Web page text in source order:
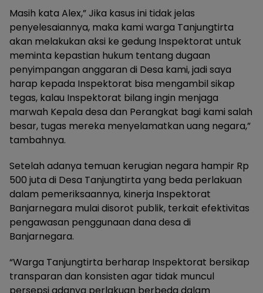
Masih kata Alex,” Jika kasus ini tidak jelas
penyelesaiannya, maka kami warga Tanjungtirta
akan melakukan aksi ke gedung Inspektorat untuk
meminta kepastian hukum tentang dugaan
penyimpangan anggaran di Desa kami, jadi saya
harap kepada Inspektorat bisa mengambil sikap
tegas, kalau Inspektorat bilang ingin menjaga
marwah Kepala desa dan Perangkat bagi kami salah
besar, tugas mereka menyelamatkan uang negara,”
tambahnya.
Setelah adanya temuan kerugian negara hampir Rp
500 juta di Desa Tanjungtirta yang beda perlakuan
dalam pemeriksaannya, kinerja Inspektorat
Banjarnegara mulai disorot publik, terkait efektivitas
pengawasan penggunaan dana desa di
Banjarnegara.
“Warga Tanjungtirta berharap Inspektorat bersikap
transparan dan konsisten agar tidak muncul